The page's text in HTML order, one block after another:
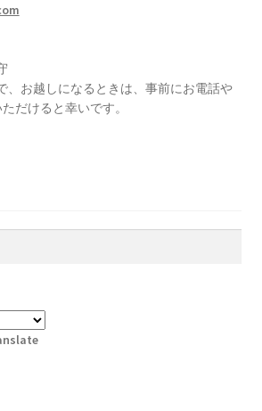
、お越しになるときは、事前にお電話や
だけると幸いです。